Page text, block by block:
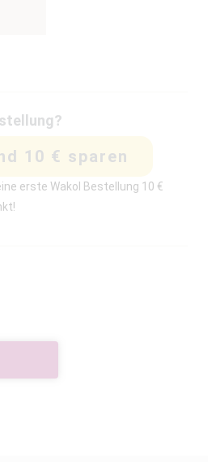
10 € sparen
erste Wakol Bestellung 10 €